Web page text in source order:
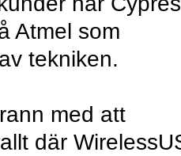
Atmel som
tekniken.
med att
där